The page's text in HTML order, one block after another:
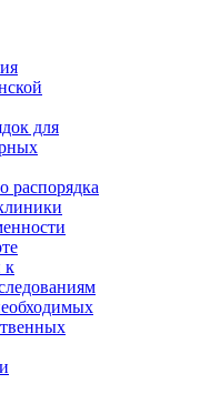
для
распорядка
к